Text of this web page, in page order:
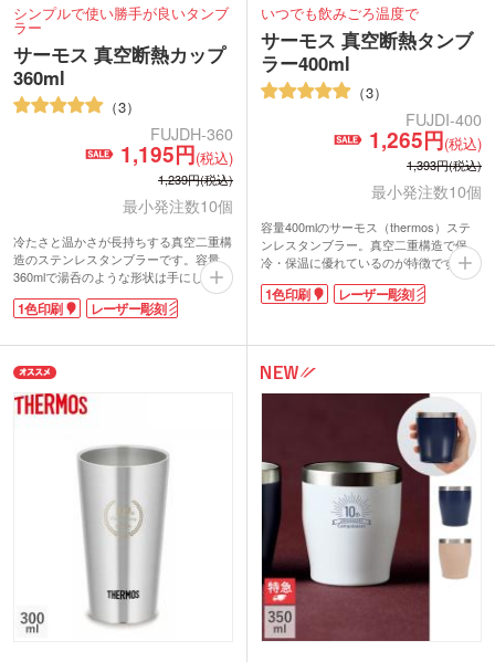
シンプルで使い勝手が良いタンブ
ラー
サーモス 真空断熱カップ
360ml
3
FUJDH-360
1,195円(税込)
1,239円(税込)
最小発注数10個
冷たさと温かさが長持ちする真空二重構
造のステンレスタンブラーです。容量
360mlで湯呑のような形状は手にしっく
りに馴染みます。開口部も広くて洗いや
すいのも嬉しいポイント。
サーモス（thermos）ブランド。会社ロ
ゴを印刷してオリジナルのタンブラーが
作成できます。
1色印刷 レーザー彫刻
いつでも飲みごろ温度で
サーモス 真空断熱タンブ
ラー400ml
3
FUJDI-400
1,265円(税込)
1,393円(税込)
最小発注数10個
容量400mlのサーモス（thermos）ステ
ンレスタンブラー。真空二重構造で保
冷・保温に優れているのが特徴です。
名入れが可能なサーモス 真空断熱タン
ブラー400mlは記念品として人気。シン
て高級感溢れるオリジナルタンブラーが
作成できます。
1色印刷 レーザー彫刻